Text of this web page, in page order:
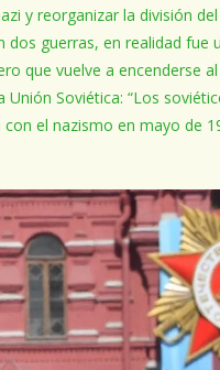
y reorganizar la división
dos guerras, en realidad fue
que vuelve a encenderse
Unión Soviética: “Los
el nazismo en mayo de